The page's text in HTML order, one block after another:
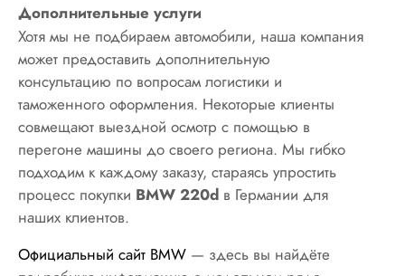
Дополнительные услуги
Хотя мы не подбираем автомобили, наша компания
может предоставить дополнительную
консультацию по вопросам логистики и
таможенного оформления. Некоторые клиенты
совмещают выездной осмотр с помощью в
перегоне машины до своего региона. Мы гибко
подходим к каждому заказу, стараясь упростить
процесс покупки BMW 220d в Германии для
наших клиентов.
Официальный сайт BMW — здесь вы найдёте